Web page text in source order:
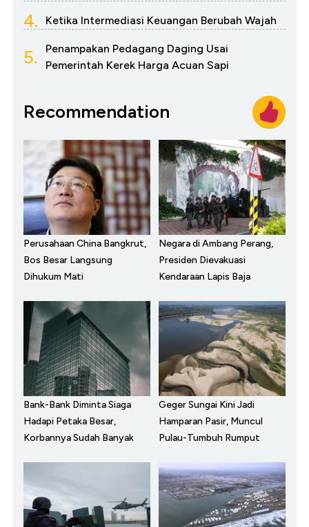
4. Ketika Intermediasi Keuangan Berubah Wajah
5.
Penampakan Pedagang Daging Usai
Pemerintah Kerek Harga Acuan Sapi
Recommendation
Perusahaan China Bangkrut,
Bos Besar Langsung
Dihukum Mati
Negara di Ambang Perang,
Presiden Dievakuasi
Kendaraan Lapis Baja
Bank-Bank Diminta Siaga
Hadapi Petaka Besar,
Korbannya Sudah Banyak
Geger Sungai Kini Jadi
Hamparan Pasir, Muncul
Pulau-Tumbuh Rumput